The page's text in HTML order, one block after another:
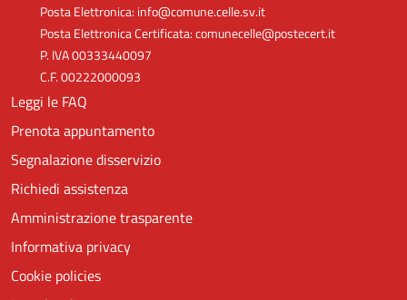
Posta Elettronica: info@comune.celle.sv.it
Posta Elettronica Certificata: comunecelle@postecert.it
P. IVA 00333440097
C.F. 00222000093
Leggi le FAQ
Prenota appuntamento
Segnalazione disservizio
Richiedi assistenza
Amministrazione trasparente
Informativa privacy
Cookie policies